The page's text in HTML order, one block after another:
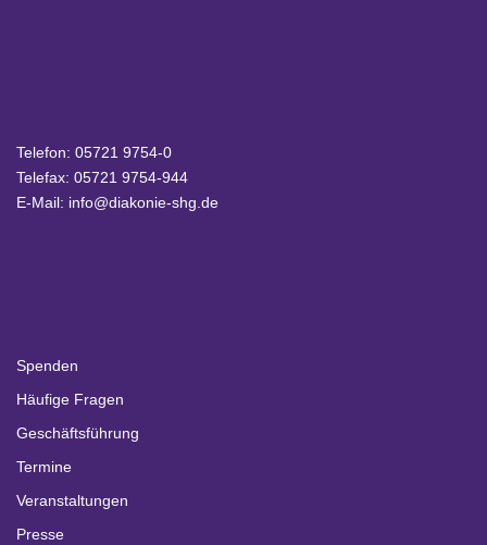
Telefon: 05721 9754-0
Telefax: 05721 9754-944
E-Mail: info@diakonie-shg.de
Spenden
Häufige Fragen
Geschäftsführung
Termine
Veranstaltungen
Presse